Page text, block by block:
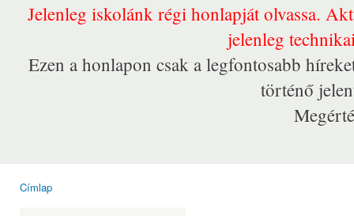
Jelenleg iskolánk régi honlapját olvassa.
jelenleg
Ezen a honlapon csak a legfontosabb
történő
Címlap